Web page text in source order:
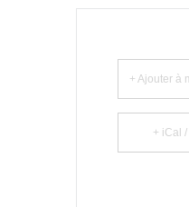
+ Ajouter à
+ iCal